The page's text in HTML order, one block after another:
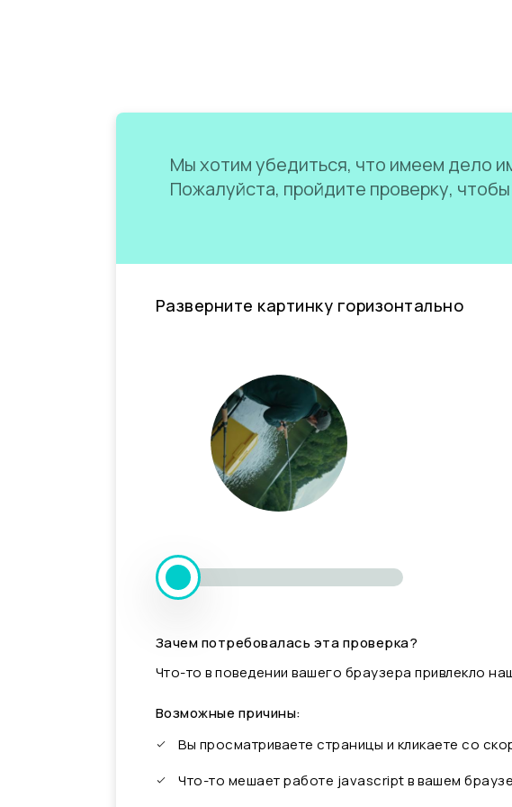
Мы хотим убедиться, что имеем дело
Пожалуйста, пройдите проверку,
Разверните картинку горизонтально
Зачем потребовалась эта проверка?
Что-то в поведении вашего браузера привлекло
Возможные причины:
Вы просматриваете страницы и кликаете со
Что-то мешает работе javascript в вашем